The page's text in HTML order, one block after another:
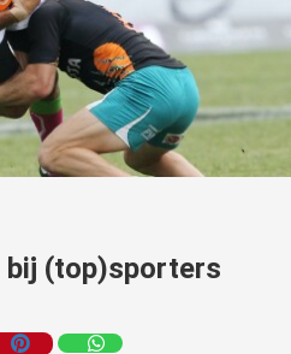
bij (top)sporters